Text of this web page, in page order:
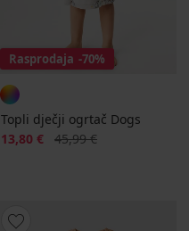
Rasprodaja -70%
Topli dječji ogrtač Dogs
Popust
13,80 € Prvobitna cijena
45,99 €